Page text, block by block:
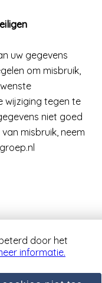
door het
informatie.
uw gegevens
om misbruik,
wijziging tegen te
niet goed
misbruik, neem